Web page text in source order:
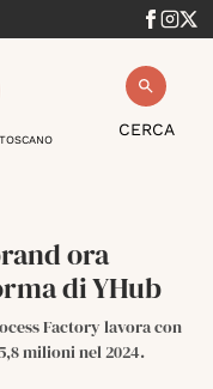
CERCA
ora
di YHub
Factory lavora con
milioni nel 2024.